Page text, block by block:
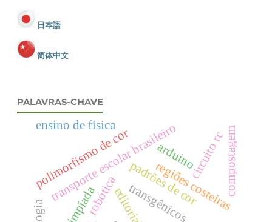
日本語
简体中文
PALAVRAS-CHAVE
editorial
olimpíada
transporte escolar brasileiro
padrões de cor
polimorfismo de cor regiões costeiras
robóticatransgênicos
compostagem
ensino de física
arduinocircuito rc